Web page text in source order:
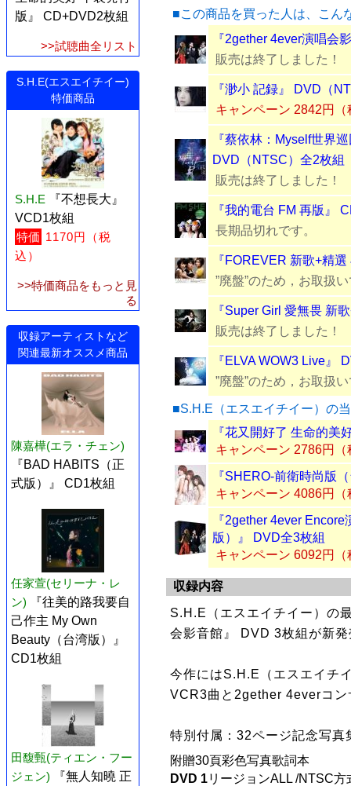
版』 CD+DVD2枚組
>>試聴曲全リスト
S.H.E(エスエイチイー)
特価商品
S.H.E
『不想長大』
VCD1枚組
特価 1170円（税
込）
>>特価商品をもっと見
る
収録アーティストなど
関連最新オススメ商品
陳嘉樺(エラ・チェン)
『BAD HABITS（正
式版）』 CD1枚組
任家萱(セリーナ・レ
ン)
『往美的路我要自
己作主 My Own
Beauty（台湾版）』
CD1枚組
田馥甄(ティエン・フー
ジェン)
『無人知曉 正
■この商品を買った人は、こん
『2gether 4ever演唱会
販売は終了しました！
『渺小 記録』 DVD（
キャンペーン 2842円（
『蔡依林：Myself世界
DVD（NTSC）全2枚組
販売は終了しました！
『我的電台 FM 再版』
長期品切れです。
『FOREVER 新歌+精
”廃盤”のため，お取扱
『Super Girl 愛無畏 新
販売は終了しました！
『ELVA WOW3 Live』
”廃盤”のため，お取扱
■S.H.E（エスエイチイー）の
『花又開好了 生命的美
キャンペーン 2786円（
『SHERO-前衛時尚版
キャンペーン 4086円（
『2gether 4ever
版）』 DVD全3枚組
キャンペーン 6092円（
収録内容
S.H.E（エスエイチイー）の
会影音館』 DVD 3枚組が新発
今作にはS.H.E（エスエイチ
VCR3曲と2gether 4everコン
特別付属：32ページ記念写真
附贈30頁彩色写真歌詞本
DVD 1リージョンALL /NTSC